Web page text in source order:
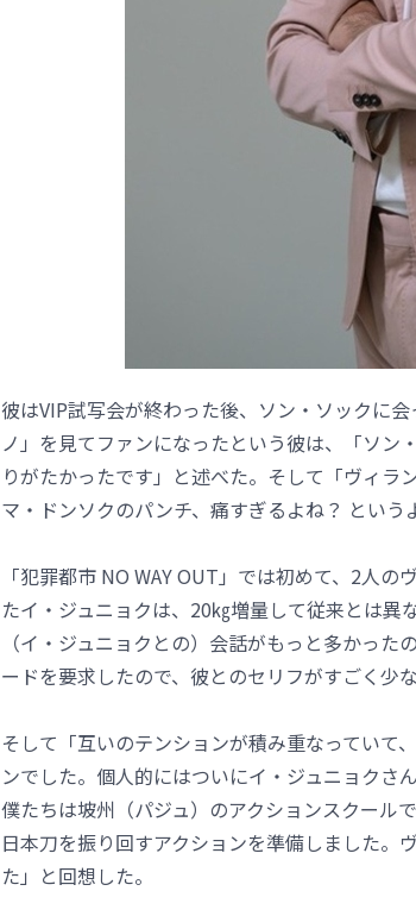
彼はVIP試写会が終わった後、ソン・ソックに
ノ」を見てファンになったという彼は、「ソン
りがたかったです」と述べた。そして「ヴィラ
マ・ドンソクのパンチ、痛すぎるよね？ という
「犯罪都市 NO WAY OUT」では初めて、2人
たイ・ジュニョクは、20㎏増量して従来とは
（イ・ジュニョクとの）会話がもっと多かっ
ードを要求したので、彼とのセリフがすごく少
そして「互いのテンションが積み重なっていて
ンでした。個人的にはついにイ・ジュニョクさ
僕たちは坡州（パジュ）のアクションスクール
日本刀を振り回すアクションを準備しました。
た」と回想した。